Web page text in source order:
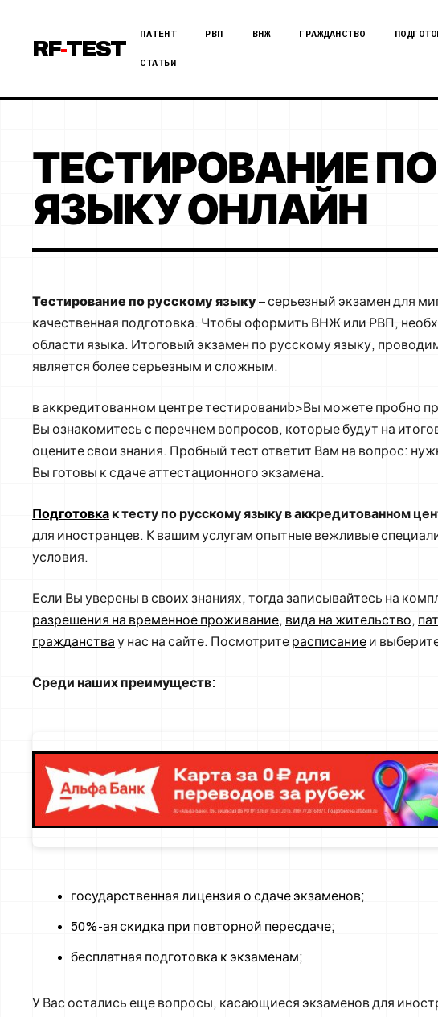
RF-TEST
ПАТЕНТ РВП ВНЖ ГРАЖДАНСТВО
СТАТЬИ
ТЕСТИРОВАНИЕ
ЯЗЫКУ ОНЛАЙН
Тестирование по русскому языку– серьезный экзамен для
качественная подготовка. Чтобы оформить ВНЖ или РВП,
области языка. Итоговый экзамен по русскому языку,
является более серьезным и сложным.
в аккредитованном центре тестированиb>Вы можете пробно
Вы ознакомитесь с перечнем вопросов, которые будут на
оцените свои знания. Пробный тест ответит Вам на вопрос:
Вы готовы к сдаче аттестационного экзамена.
Подготовка к тесту по русскому языку в аккредитованном
для иностранцев. К вашим услугам опытные вежливые
условия.
Если Вы уверены в своих знаниях, тогда записывайтесь на
разрешения на временное проживание, вида на жительство,
гражданства у нас на сайте. Посмотрите расписание и
Среди наших преимуществ:
государственная лицензия о сдаче экзаменов;
50%-ая скидка при повторной пересдаче;
бесплатная подготовка к экзаменам;
У Вас остались еще вопросы, касающиеся экзаменов для